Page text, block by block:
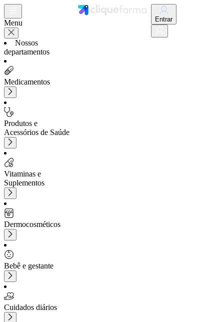
Menu
Nossos
departamentos
Medicamentos
Produtos e
Acessórios de Saúde
Vitaminas e
Suplementos
Dermocosméticos
Bebê e gestante
Cuidados diários
Entrar